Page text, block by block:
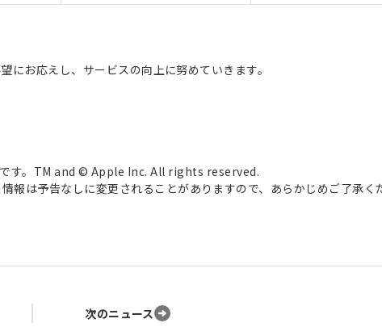
お応えし、サービスの向上に努めていきます。
す。TM and © Apple Inc. All rights reserved.
は予告なしに変更されることがありますので、あらかじめご了承く
次のニュース